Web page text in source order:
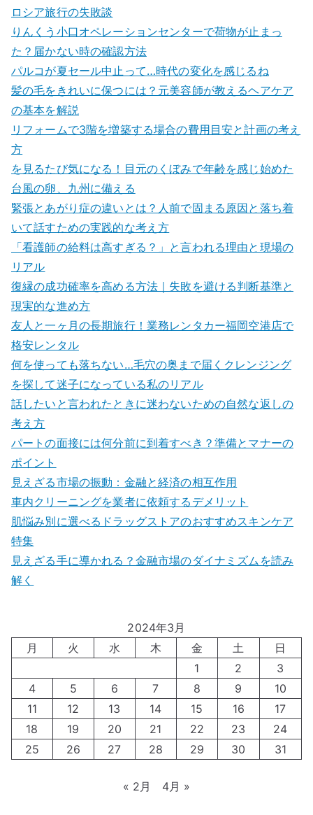
ロシア旅行の失敗談
りんくう小口オペレーションセンターで荷物が止まっ
た？届かない時の確認方法
パルコが夏セール中止って…時代の変化を感じるね
髪の毛をきれいに保つには？元美容師が教えるヘアケア
の基本を解説
リフォームで3階を増築する場合の費用目安と計画の考え
方
を見るたび気になる！目元のくぼみで年齢を感じ始めた
台風の卵、九州に備える
緊張とあがり症の違いとは？人前で固まる原因と落ち着
いて話すための実践的な考え方
「看護師の給料は高すぎる？」と言われる理由と現場の
リアル
復縁の成功確率を高める方法｜失敗を避ける判断基準と
現実的な進め方
友人と一ヶ月の長期旅行！業務レンタカー福岡空港店で
格安レンタル
何を使っても落ちない…毛穴の奥まで届くクレンジング
を探して迷子になっている私のリアル
話したいと言われたときに迷わないための自然な返しの
考え方
パートの面接には何分前に到着すべき？準備とマナーの
ポイント
見えざる市場の振動：金融と経済の相互作用
車内クリーニングを業者に依頼するデメリット
肌悩み別に選べるドラッグストアのおすすめスキンケア
特集
見えざる手に導かれる？金融市場のダイナミズムを読み
解く
2024年3月
月
火 水 木 金 土
日
1
2
3
4
5 6 7 8 9
10
11
12 13 14 15 16
17
18
19 20 21 22 23
24
25
26 27 28 29 30 31
« 2月 4月 »